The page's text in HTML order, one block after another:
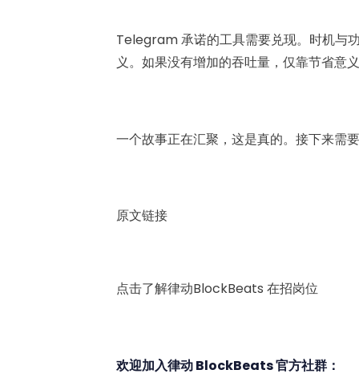
Telegram 承诺的工具需要兑现。时机与
义。如果没有增加的吞吐量，仅靠节省意
一个故事正在汇聚，这是真的。接下来需
原文链接
点击了解律动BlockBeats 在招岗位
欢迎加入律动 BlockBeats 官方社群：